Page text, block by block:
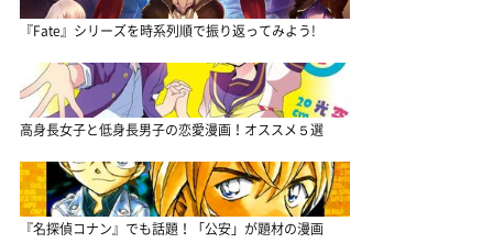
『Fate』シリーズを時系列順で振り返ってみよう!
高身長女子と低身長男子の恋愛漫画！オススメ５選
『名探偵コナン』でも話題！「公安」が題材の漫画